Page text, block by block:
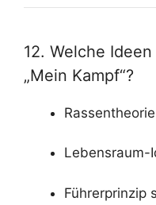
12. Welche
„Mein Kampf“?
Lebensraum-
Führerprinzip